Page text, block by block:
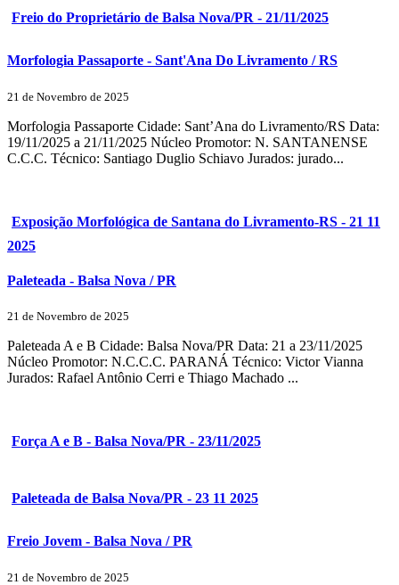
Freio do Proprietário de Balsa Nova/PR - 21/11/2025
Morfologia Passaporte - Sant'Ana Do Livramento / RS
21 de Novembro de 2025
Morfologia Passaporte Cidade: Sant’Ana do Livramento/RS Data:
19/11/2025 a 21/11/2025 Núcleo Promotor: N. SANTANENSE
C.C.C. Técnico: Santiago Duglio Schiavo Jurados: jurado...
Exposição Morfológica de Santana do Livramento-RS - 21 11
2025
Paleteada - Balsa Nova / PR
21 de Novembro de 2025
Paleteada A e B Cidade: Balsa Nova/PR Data: 21 a 23/11/2025
Núcleo Promotor: N.C.C.C. PARANÁ Técnico: Victor Vianna
Jurados: Rafael Antônio Cerri e Thiago Machado ...
Força A e B - Balsa Nova/PR - 23/11/2025
Paleteada de Balsa Nova/PR - 23 11 2025
Freio Jovem - Balsa Nova / PR
21 de Novembro de 2025